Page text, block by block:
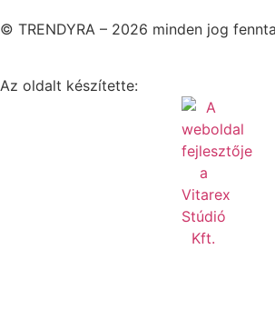
© TRENDYRA – 2026 minden jog
Az oldalt készítette: